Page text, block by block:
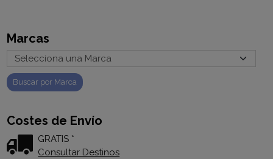
Marcas
Costes de Envío
GRATIS *
Consultar Destinos